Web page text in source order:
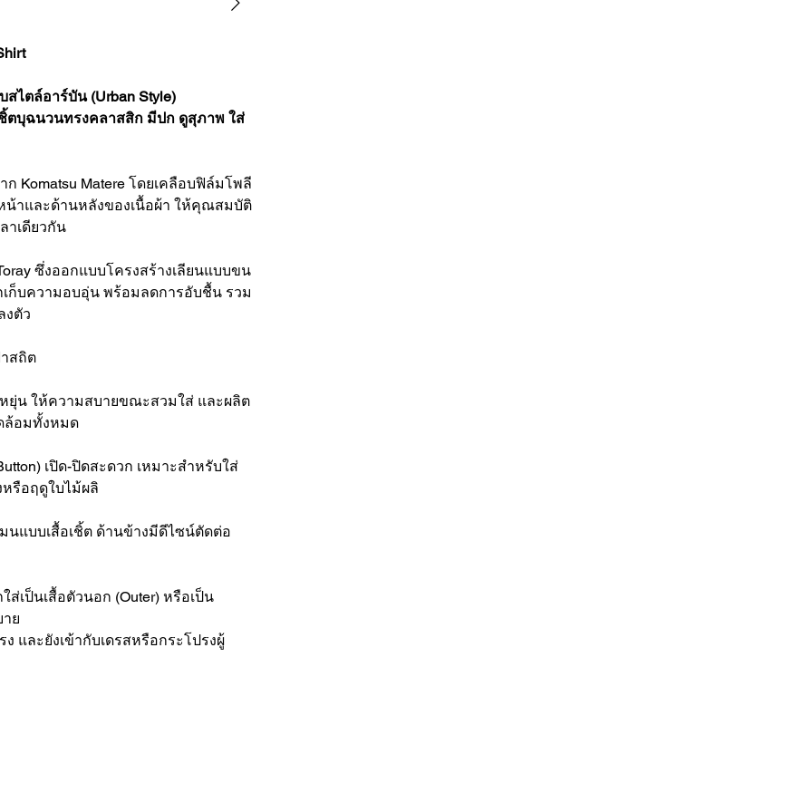
ไตล์อาร์บัน (Urban Style)
ชิ้ตบุฉนวนทรงคลาสสิก มีปก ดูสุภาพ ใส่
ก Komatsu Matere โดยเคลือบฟิล์มโพลี
น้าและด้านหลังของเนื้อผ้า ให้คุณสมบัติ
าเดียวกัน
ซึ่งออกแบบโครงสร้างเลียนแบบขน
ก็บความอบอุ่น พร้อมลดการอับชื้น รวม
งตัว
สถิต
ยุ่น ให้ความสบายขณะสวมใส่ และผลิต
ล้อมทั้งหมด
เปิด-ปิดสะดวก เหมาะสำหรับใส่
รือฤดูใบไม้ผลิ
นแบบเสื้อเชิ้ต ด้านข้างมีดีไซน์ตัดต่อ
เป็นเสื้อตัวนอก (Outer) หรือเป็น
ย
และยังเข้ากับเดรสหรือกระโปรงผู้